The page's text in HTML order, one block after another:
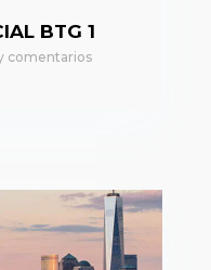
BTG 1
comentarios